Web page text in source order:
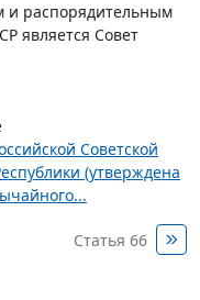
распорядительным
является Совет
Советской
(утверждена
Статья 66